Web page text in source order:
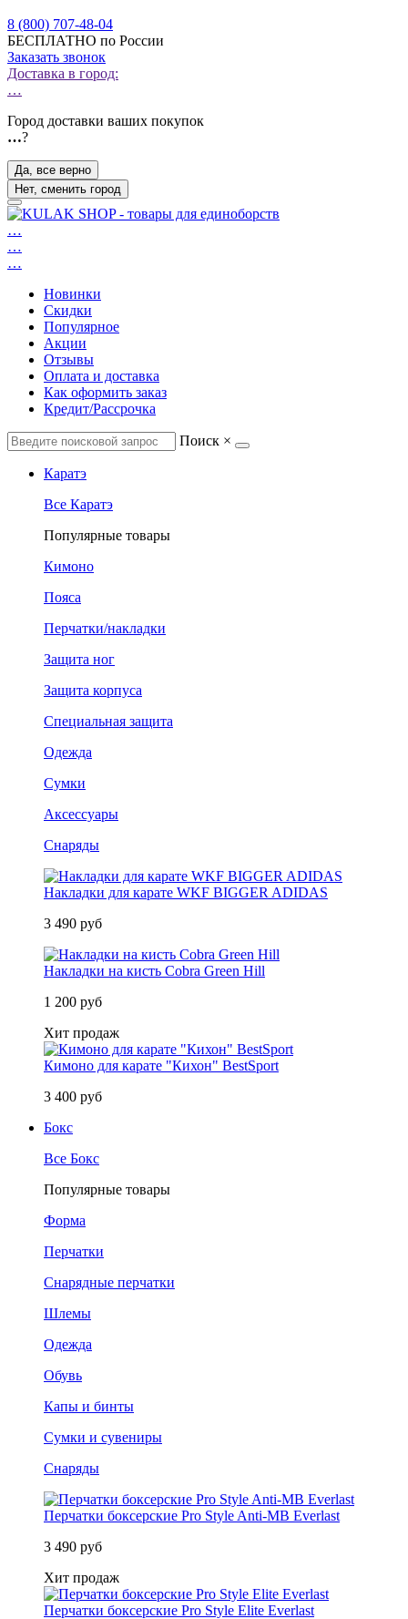
8 (800) 707-48-04
БЕСПЛАТНО по России
Заказать звонок
Доставка в город:
…
Город доставки ваших покупок
…?
Да, все верно
Нет, сменить город
…
…
…
Новинки
Скидки
Популярное
Акции
Отзывы
Оплата и доставка
Как оформить заказ
Кредит/Рассрочка
Поиск ×
Каратэ
Все Каратэ
Популярные товары
Кимоно
Пояса
Перчатки/накладки
Защита ног
Защита корпуса
Специальная защита
Одежда
Сумки
Аксессуары
Снаряды
Накладки для карате WKF BIGGER ADIDAS
3 490 руб
Накладки на кисть Cobra Green Hill
1 200 руб
Хит продаж
Кимоно для карате "Кихон" BestSport
3 400 руб
Бокс
Все Бокс
Популярные товары
Форма
Перчатки
Снарядные перчатки
Шлемы
Одежда
Обувь
Капы и бинты
Сумки и сувениры
Снаряды
Перчатки боксерские Pro Style Anti-MB Everlast
3 490 руб
Хит продаж
Перчатки боксерские Pro Style Elite Everlast